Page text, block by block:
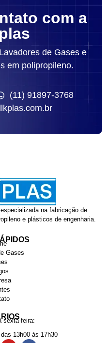
com a
de Gases e
em polipropileno.
(11) 91897-3768
na fabricação de
e plásticos de engenharia.
Gases
sexta-feira:
13h00 às 17h30